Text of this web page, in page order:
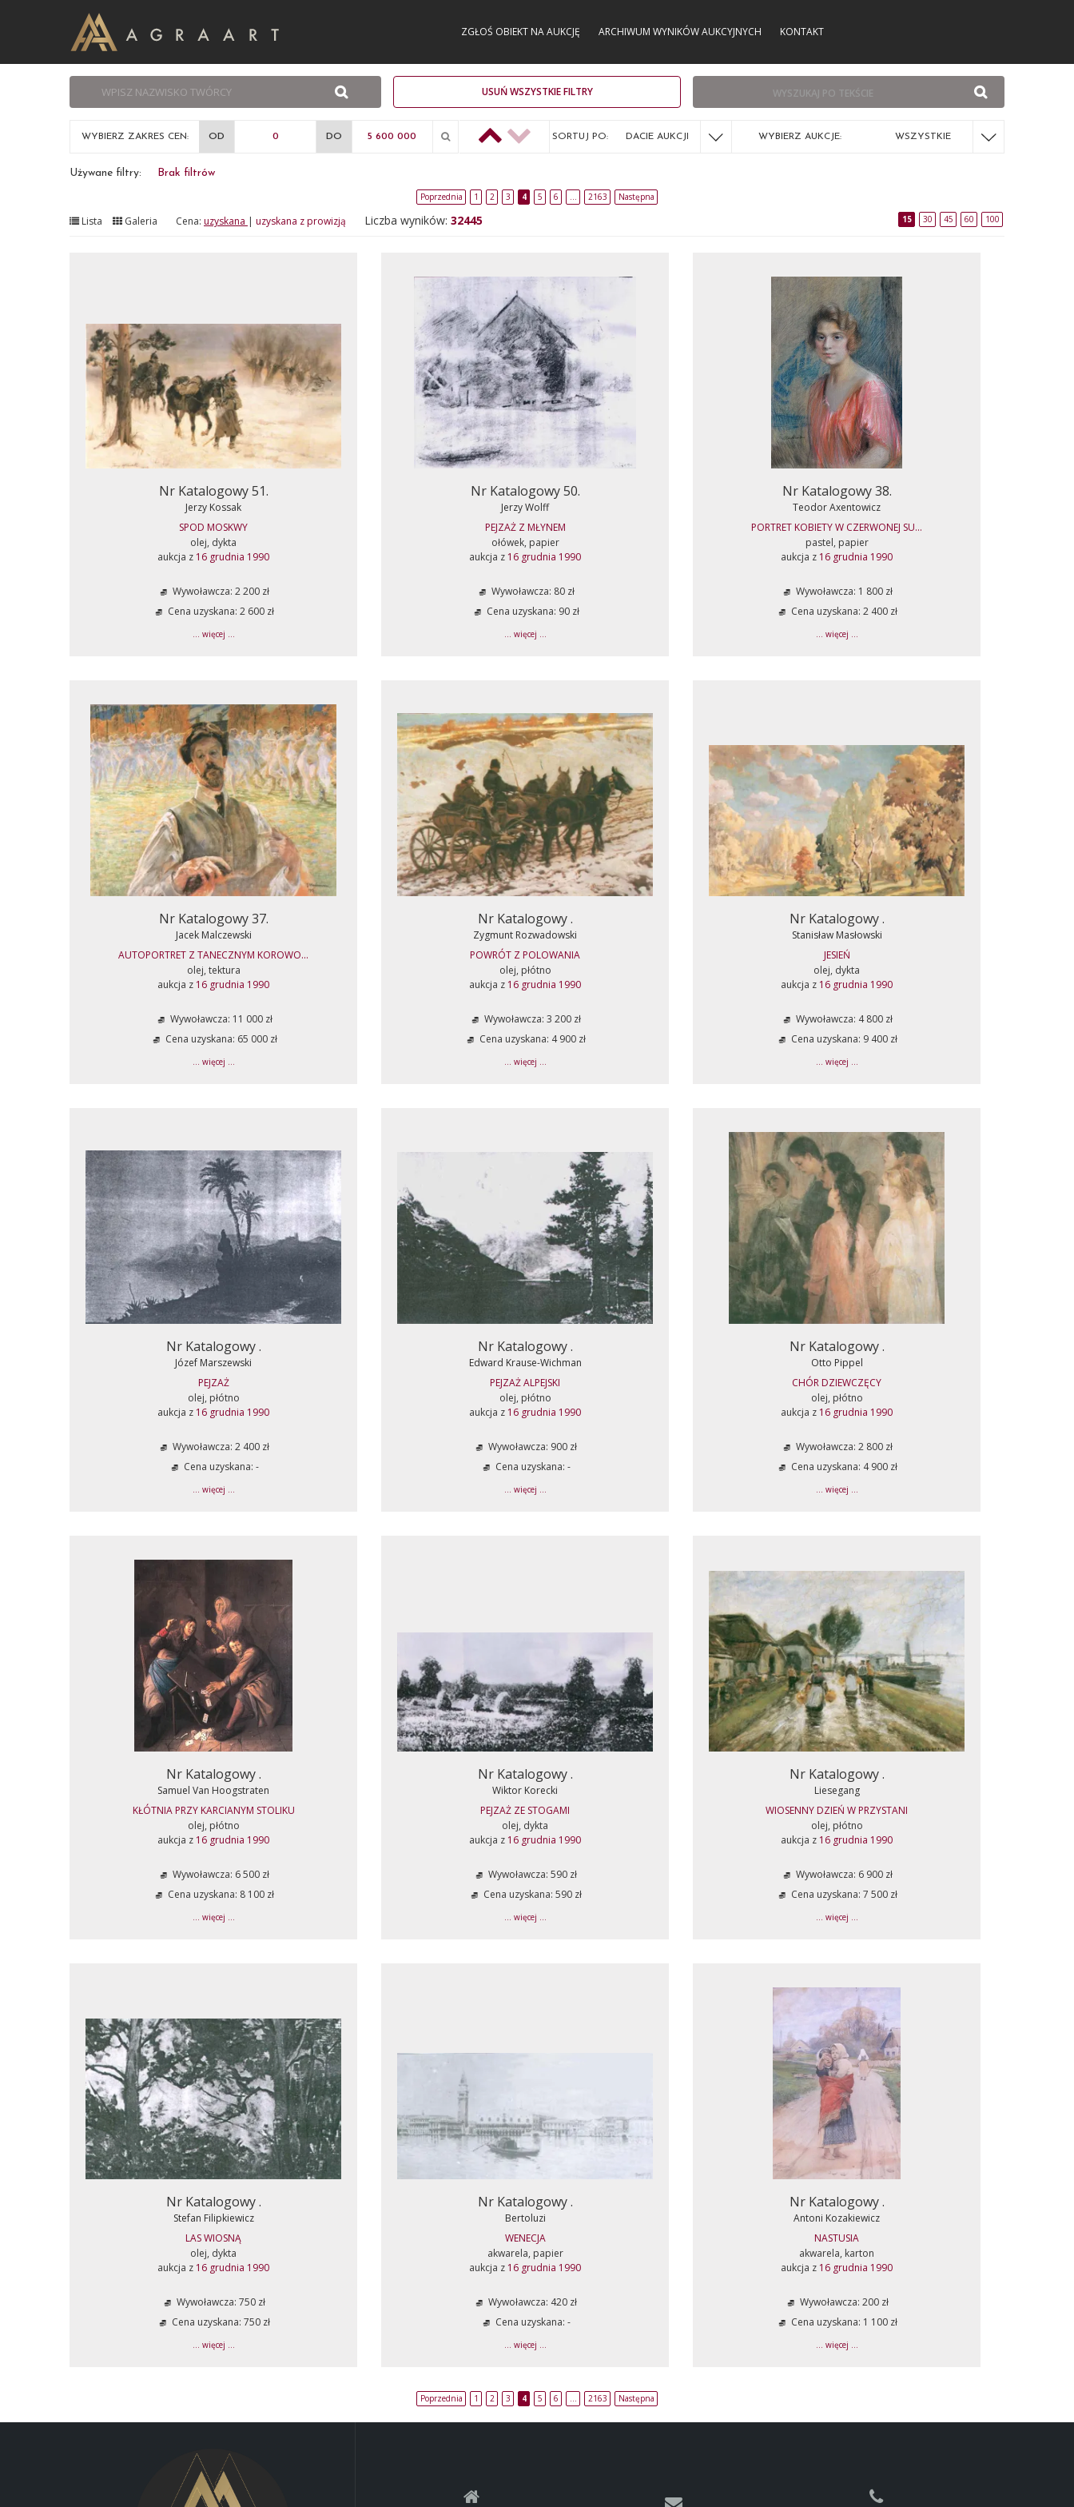
ZGŁOŚ OBIEKT NA AUKCJĘ ARCHIWUM WYNIKÓW AUKCYJNYCH KONTAKT
USUŃ WSZYSTKIE FILTRY
WYBIERZ ZAKRES CEN: OD DO SORTUJ PO: DACIE AUKCJI WYBIERZ AUKCJE: WSZYSTKIE
Używane filtry: Brak filtrów
Poprzednia 1 2 3 4 5 6 … 2163 Następna
Lista Galeria Cena: uzyskana | uzyskana z prowizją Liczba wyników: 32445 15 30 45 60 100
Nr Katalogowy 51.
Jerzy Kossak
SPOD MOSKWY
olej, dykta
aukcja z 16 grudnia 1990
Wywoławcza: 2 200 zł
Cena uzyskana: 2 600 zł
... więcej ...
Nr Katalogowy 50.
Jerzy Wolff
PEJZAŻ Z MŁYNEM
ołówek, papier
aukcja z 16 grudnia 1990
Wywoławcza: 80 zł
Cena uzyskana: 90 zł
... więcej ...
Nr Katalogowy 38.
Teodor Axentowicz
PORTRET KOBIETY W CZERWONEJ SU...
pastel, papier
aukcja z 16 grudnia 1990
Wywoławcza: 1 800 zł
Cena uzyskana: 2 400 zł
... więcej ...
Nr Katalogowy 37.
Jacek Malczewski
AUTOPORTRET Z TANECZNYM KOROWO...
olej, tektura
aukcja z 16 grudnia 1990
Wywoławcza: 11 000 zł
Cena uzyskana: 65 000 zł
... więcej ...
Nr Katalogowy .
Zygmunt Rozwadowski
POWRÓT Z POLOWANIA
olej, płótno
aukcja z 16 grudnia 1990
Wywoławcza: 3 200 zł
Cena uzyskana: 4 900 zł
... więcej ...
Nr Katalogowy .
Stanisław Masłowski
JESIEŃ
olej, dykta
aukcja z 16 grudnia 1990
Wywoławcza: 4 800 zł
Cena uzyskana: 9 400 zł
... więcej ...
Nr Katalogowy .
Józef Marszewski
PEJZAŻ
olej, płótno
aukcja z 16 grudnia 1990
Wywoławcza: 2 400 zł
Cena uzyskana: -
... więcej ...
Nr Katalogowy .
Edward Krause-Wichman
PEJZAŻ ALPEJSKI
olej, płótno
aukcja z 16 grudnia 1990
Wywoławcza: 900 zł
Cena uzyskana: -
... więcej ...
Nr Katalogowy .
Otto Pippel
CHÓR DZIEWCZĘCY
olej, płótno
aukcja z 16 grudnia 1990
Wywoławcza: 2 800 zł
Cena uzyskana: 4 900 zł
... więcej ...
Nr Katalogowy .
Samuel Van Hoogstraten
KŁÓTNIA PRZY KARCIANYM STOLIKU
olej, płótno
aukcja z 16 grudnia 1990
Wywoławcza: 6 500 zł
Cena uzyskana: 8 100 zł
... więcej ...
Nr Katalogowy .
Wiktor Korecki
PEJZAŻ ZE STOGAMI
olej, dykta
aukcja z 16 grudnia 1990
Wywoławcza: 590 zł
Cena uzyskana: 590 zł
... więcej ...
Nr Katalogowy .
Liesegang
WIOSENNY DZIEŃ W PRZYSTANI
olej, płótno
aukcja z 16 grudnia 1990
Wywoławcza: 6 900 zł
Cena uzyskana: 7 500 zł
... więcej ...
Nr Katalogowy .
Stefan Filipkiewicz
LAS WIOSNĄ
olej, dykta
aukcja z 16 grudnia 1990
Wywoławcza: 750 zł
Cena uzyskana: 750 zł
... więcej ...
Nr Katalogowy .
Bertoluzi
WENECJA
akwarela, papier
aukcja z 16 grudnia 1990
Wywoławcza: 420 zł
Cena uzyskana: -
... więcej ...
Nr Katalogowy .
Antoni Kozakiewicz
NASTUSIA
akwarela, karton
aukcja z 16 grudnia 1990
Wywoławcza: 200 zł
Cena uzyskana: 1 100 zł
... więcej ...
Poprzednia 1 2 3 4 5 6 … 2163 Następna